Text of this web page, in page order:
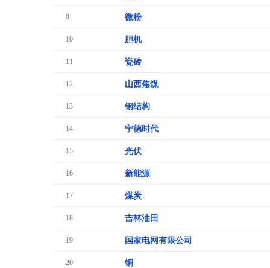
9 微粉
10 胆机
11 瓷砖
12 山西焦煤
13 钢结构
14 宁德时代
15 光伏
16 新能源
17 煤炭
18 吉林油田
19 国家电网有限公司
20 铜